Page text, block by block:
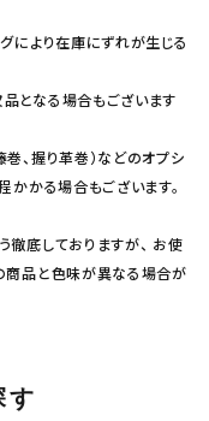
により在庫にずれが生じる
となる場合もございます
、握り革巻）などのオプシ
かかる場合もございます。
底しておりますが、 お使
商品と色味が異なる場合が
す